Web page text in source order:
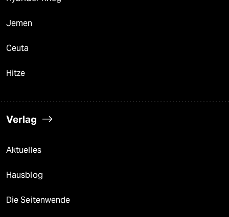
Jemen
Ceuta
Hitze
Verlag
Aktuelles
Hausblog
Die Seitenwende